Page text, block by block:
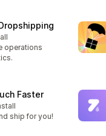
operations
Faster
ship for you!